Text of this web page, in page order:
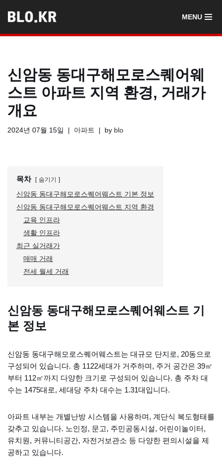
텐
건
너
뛰
기
MENU
신암동 동대구해모로스퀘어웨
스트 아파트 지역 환경, 거래가
개요
2024년 07월 15일 아파트 by blo
목차 숨기기
신암동 동대구해모로스퀘어웨스트 기본 정보
신암동 동대구해모로스퀘어웨스트 지역 환경
교육 인프라
생활 인프라
최근 실거래가
매매 거래
전세 월세 거래
신암동 동대구해모로스퀘어웨스트 기
본 정보
신암동 동대구해모로스퀘어웨스트는 대규모 단지로, 20동으로
구성되어 있습니다. 총 1122세대가 거주하며, 주거 공간은 39㎡
부터 112㎡까지 다양한 크기로 구성되어 있습니다. 총 주차 대
수는 1475대로, 세대당 주차 대수는 1.31대입니다.
아파트 내부는 개별난방 시스템을 사용하며, 계단식 복도형태를
갖추고 있습니다. 노인정, 문고, 주민공동시설, 어린이놀이터,
유치원, 커뮤니티공간, 자전거보관소 등 다양한 편의시설을 제
공하고 있습니다.